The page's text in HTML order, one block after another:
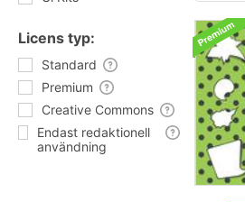
Licens typ:
Standard
Premium
Creative Commons
Endast redaktionell
användning